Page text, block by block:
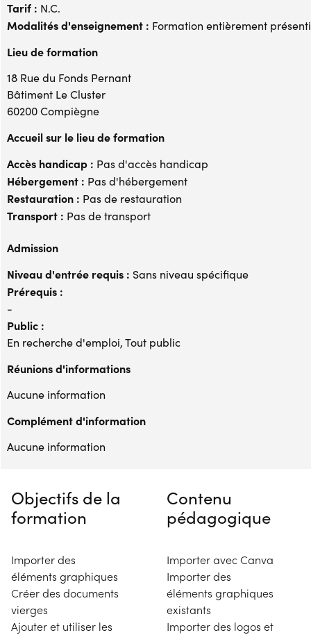
Tarif : N.C.
Modalités d'enseignement : Formation entièrement
Lieu de formation
18 Rue du Fonds Pernant
Bâtiment Le Cluster
60200 Compiègne
Accueil sur le lieu de formation
Accès handicap : Pas d'accès handicap
Hébergement : Pas d'hébergement
Restauration : Pas de restauration
Transport : Pas de transport
Admission
Niveau d'entrée requis : Sans niveau spécifique
Prérequis :
-
Public :
En recherche d'emploi, Tout public
Réunions d'informations
Aucune information
Complément d'information
Aucune information
Objectifs de la
formation
Importer des
éléments graphiques
Créer des documents
vierges
Ajouter et utiliser les
Contenu
pédagogique
Importer avec Canva
Importer des
éléments graphiques
existants
Importer des logos et